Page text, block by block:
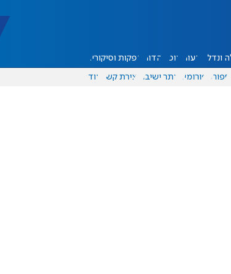
ונדל"ן דעות אוכל יהדות הפקות וסיקורים
ספורט פורומים אתר ישיבה יצירת קשר עוד